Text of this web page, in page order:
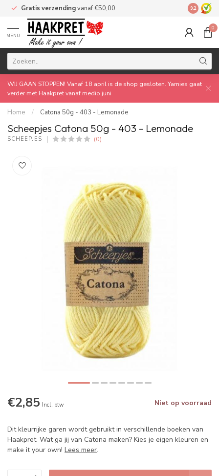
Gratis verzendingvanaf €50,00 Made by
9.2
MENU
0
WIJ GAAN STOPPEN! Vanaf 18 april is de shop gesloten. Yarnies gaat
verder met Haakpret vanaf medio juni
Home / Catona 50g - 403 - Lemonade
Scheepjes Catona 50g - 403 - Lemonade
SCHEEPJES (0)
€2,85 Incl. btw Niet op voorraad
Dit kleurrijke garen wordt gebruikt in verschillende boeken van
Haakpret. Wat ga jij van Catona maken? Kies je eigen kleuren en
make it your own! Lees meer.